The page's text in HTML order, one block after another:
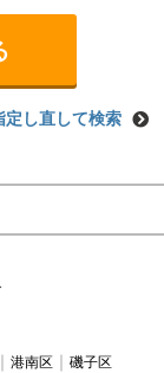
定し直して検索
港南区 磯子区